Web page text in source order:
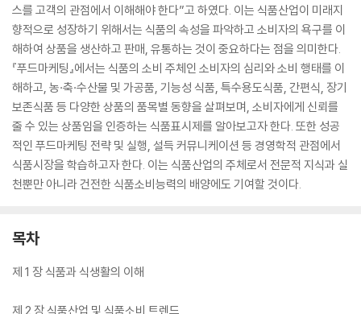
스를 고객의 관점에서 이해해야 한다”고 하였다. 이는 식품산업이 미래지
향적으로 성장하기 위해서는 식품의 속성을 파악하고 소비자의 욕구를 이
해하여 상품을 생산하고 판매, 유통하는 것이 중요하다는 점을 의미한다.
『푸드마케팅』에서는 식품의 소비 주체인 소비자의 심리와 소비 행태를 이
해하고, 농·축·수산물 및 가공품, 기능성 식품, 특수용도식품, 간편식, 장기
보존식품 등 다양한 상품의 품목별 동향을 살펴보며, 소비자에게 신뢰를
줄 수 있는 상품임을 인증하는 식품표시제를 알아보고자 한다. 또한 성공
적인 푸드마케팅 전략 및 실행, 설득 커뮤니케이션 등 경영학적 관점에서
식품시장을 학습하고자 한다. 이는 식품산업의 주체로서 전문적 지식과 실
천뿐만 아니라 건전한 식품소비능력의 배양에도 기여할 것이다.
목차
제 1 장 식품과 식생활의 이해
제 2 장 식품산업 및 식품소비 트렌드